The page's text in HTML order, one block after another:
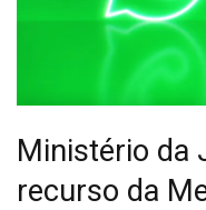
Ministério da
recurso da